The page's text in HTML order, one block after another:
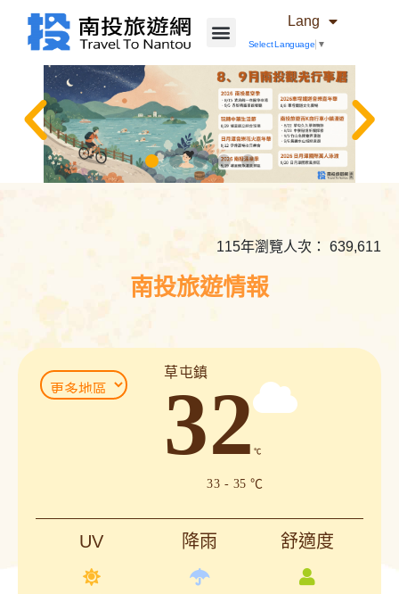
Lang
Select Language ▼
115年瀏覽人次： 639,611
南投旅遊情報
草屯鎮
32℃
33 - 35 ℃
UV 降雨 舒適度